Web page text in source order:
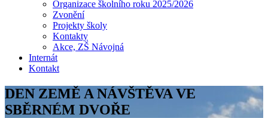
Organizace školního roku 2025/2026
Zvonění
Projekty školy
Kontakty
Akce, ZŠ Návojná
Internát
Kontakt
DEN ZEMĚ A NÁVŠTĚVA VE
SBĚRNÉM DVOŘE